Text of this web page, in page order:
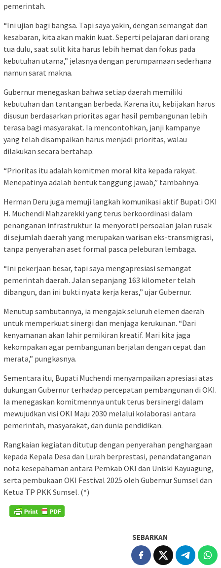
pemerintah.
“Ini ujian bagi bangsa. Tapi saya yakin, dengan semangat dan
kesabaran, kita akan makin kuat. Seperti pelajaran dari orang
tua dulu, saat sulit kita harus lebih hemat dan fokus pada
kebutuhan utama,” jelasnya dengan perumpamaan sederhana
namun sarat makna.
Gubernur menegaskan bahwa setiap daerah memiliki
kebutuhan dan tantangan berbeda. Karena itu, kebijakan harus
disusun berdasarkan prioritas agar hasil pembangunan lebih
terasa bagi masyarakat. Ia mencontohkan, janji kampanye
yang telah disampaikan harus menjadi prioritas, walau
dilakukan secara bertahap.
“Prioritas itu adalah komitmen moral kita kepada rakyat.
Menepatinya adalah bentuk tanggung jawab,” tambahnya.
Herman Deru juga memuji langkah komunikasi aktif Bupati OKI
H. Muchendi Mahzarekki yang terus berkoordinasi dalam
penanganan infrastruktur. Ia menyoroti persoalan jalan rusak
di sejumlah daerah yang merupakan warisan eks-transmigrasi,
tanpa penyerahan aset formal pasca peleburan lembaga.
“Ini pekerjaan besar, tapi saya mengapresiasi semangat
pemerintah daerah. Jalan sepanjang 163 kilometer telah
dibangun, dan ini bukti nyata kerja keras,” ujar Gubernur.
Menutup sambutannya, ia mengajak seluruh elemen daerah
untuk memperkuat sinergi dan menjaga kerukunan. “Dari
kenyamanan akan lahir pemikiran kreatif. Mari kita jaga
kekompakan agar pembangunan berjalan dengan cepat dan
merata,” pungkasnya.
Sementara itu, Bupati Muchendi menyampaikan apresiasi atas
dukungan Gubernur terhadap percepatan pembangunan di OKI.
Ia menegaskan komitmennya untuk terus bersinergi dalam
mewujudkan visi OKI Maju 2030 melalui kolaborasi antara
pemerintah, masyarakat, dan dunia pendidikan.
Rangkaian kegiatan ditutup dengan penyerahan penghargaan
kepada Kepala Desa dan Lurah berprestasi, penandatanganan
nota kesepahaman antara Pemkab OKI dan Uniski Kayuagung,
serta pembukaan OKI Festival 2025 oleh Gubernur Sumsel dan
Ketua TP PKK Sumsel. (*)
SEBARKAN